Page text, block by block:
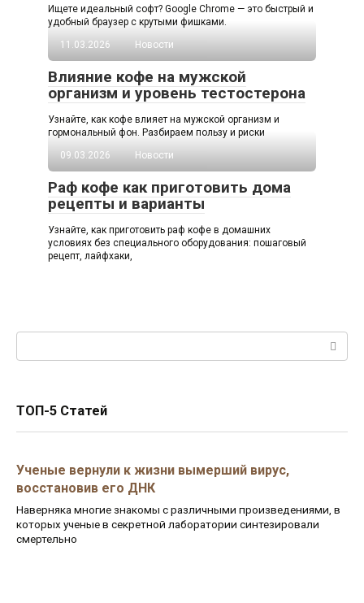
Ищете идеальный софт? Google Chrome — это быстрый и
удобный браузер с крутыми фишками.
11.03.2026
Новости
Влияние кофе на мужской
организм и уровень тестостерона
Узнайте, как кофе влияет на мужской организм и
гормональный фон. Разбираем пользу и риски
09.03.2026
Новости
Раф кофе как приготовить дома
рецепты и варианты
Узнайте, как приготовить раф кофе в домашних
условиях без специального оборудования: пошаговый
рецепт, лайфхаки,
ТОП-5 Статей
Ученые вернули к жизни вымерший вирус,
восстановив его ДНК
Наверняка многие знакомы с различными произведениями, в
которых ученые в секретной лаборатории синтезировали
смертельно